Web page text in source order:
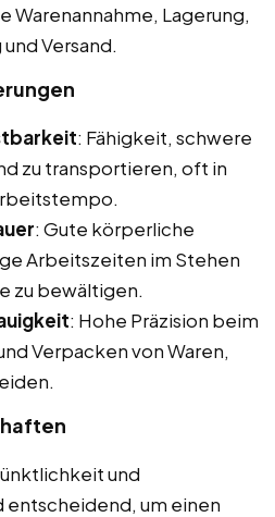
Warenannahme, Lagerung,
Versand.
: Fähigkeit, schwere
zu transportieren, oft in
: Gute körperliche
Arbeitszeiten im Stehen
zu bewältigen.
: Hohe Präzision beim
Verpacken von Waren,
und
entscheidend, um einen